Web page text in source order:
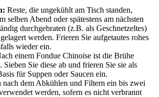
Reste, die ungekühlt am Tisch standen,
selben Abend oder spätestens am nächsten
durchgebraten (z.B. als Geschnetzeltes)
werden. Frieren Sie aufgetautes rohes
wieder ein.
einem Fondue Chinoise ist die Brühe
Sieben Sie diese ab und frieren Sie sie als
für Suppen oder Saucen ein.
nach dem Abkühlen und Filtern ein bis zwei
werden, sofern es nicht verbrannt